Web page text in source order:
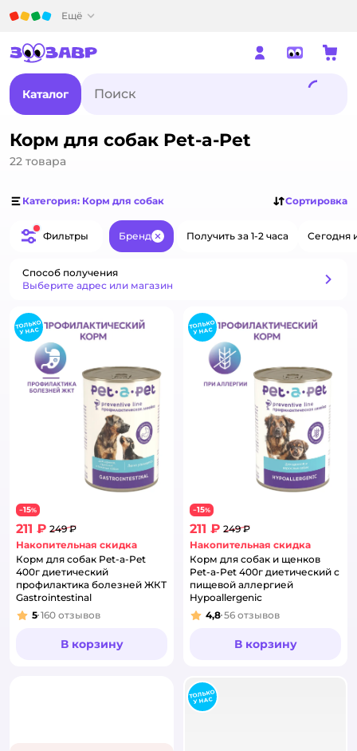
Ещё
Каталог
Корм для собак Pet-a-Pet
22 товара
Категория: Корм для собак Сортировка
Фильтры Бренд ЗакрытьПолучить за 1-2 часа Сегодня
Способ получения
Выберите адрес или магазин
−15%
211 ₽ 249 ₽
Накопительная скидка
Корм для собак Pet-a-Pet
400г диетический
профилактика болезней ЖКТ
Gastrointestinal
Рейтинг:
5 160 отзывов
В корзину
−15%
211 ₽ 249 ₽
Накопительная скидка
Корм для собак и щенков
Pet-a-Pet 400г диетический с
пищевой аллергией
Hypoallergenic
Рейтинг:
4,8 56 отзывов
В корзину